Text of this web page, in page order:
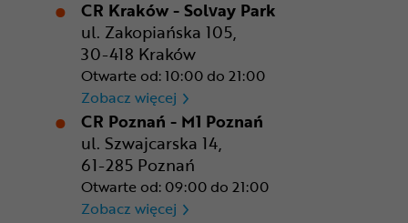
CR Kraków - Solvay Park
ul. Zakopiańska 105,
30-418 Kraków
Otwarte od: 10:00 do 21:00
Zobacz więcej CR Kraków - Solvay Park
CR Poznań - M1 Poznań
ul. Szwajcarska 14,
61-285 Poznań
Otwarte od: 09:00 do 21:00
Zobacz więcej CR Poznań - M1 Poznań